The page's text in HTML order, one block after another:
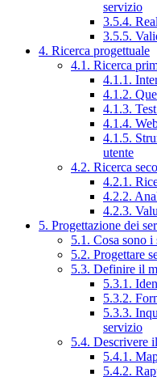
servizio
3.5.4.
3.5.5.
4. Ricerca progettuale
4.1. Ricerca
4.1.1.
4.1.2.
4.1.3.
4.1.4.
4.1.5.
utente
4.2. Ricerca
4.2.1.
4.2.2.
4.2.3.
5. Progettazione dei
5.1. Cosa sono
5.2. Progettare
5.3. Definire il
5.3.1.
5.3.2.
5.3.3.
servizio
5.4. Descrivere
5.4.1.
5.4.2.